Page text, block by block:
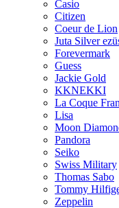
Casio
Citizen
Coeur de Lion
Juta Silver
Forevermark
Guess
Jackie Gold
KKNEKKI
La Coque
Lisa
Moon
Pandora
Seiko
Swiss Military
Thomas Sabo
Tommy
Zeppelin